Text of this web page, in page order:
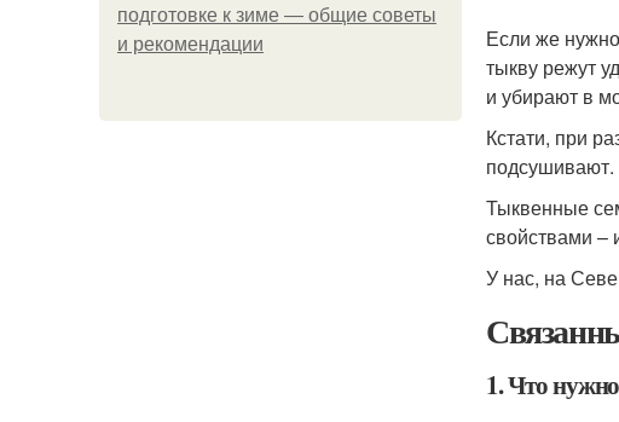
подготовке к зиме — общие советы
и рекомендации
Если же
тыкву режут
и убирают в
Кстати, при
подсушивают.
Тыквенные
свойствами –
У нас, на
1. Что